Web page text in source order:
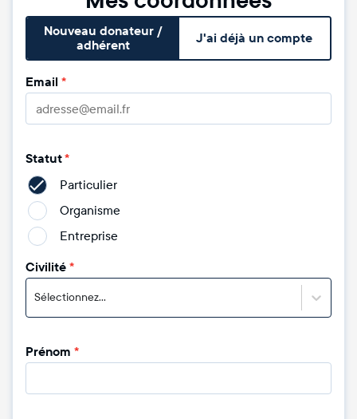
Nouveau donateur /
adhérent
J'ai déjà un compte
Email *
Statut*
Particulier
Organisme
Entreprise
Civilité*
Sélectionnez...
Prénom *